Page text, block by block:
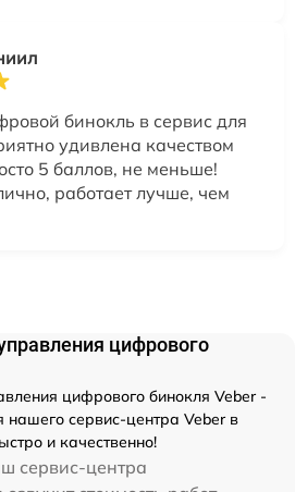
бинокль в сервис для
удивлена качеством
5 баллов, не меньше!
работает лучше, чем
цифрового
цифрового бинокля Veber -
сервис-центра Veber в
и качественно!
сервис-центра